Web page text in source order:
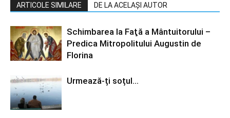
ARTICOLE SIMILARE DE LA ACELAȘI AUTOR
Schimbarea la Faţă a Mântuitorului –
Predica Mitropolitului Augustin de
Florina
Urmează-ți soțul…